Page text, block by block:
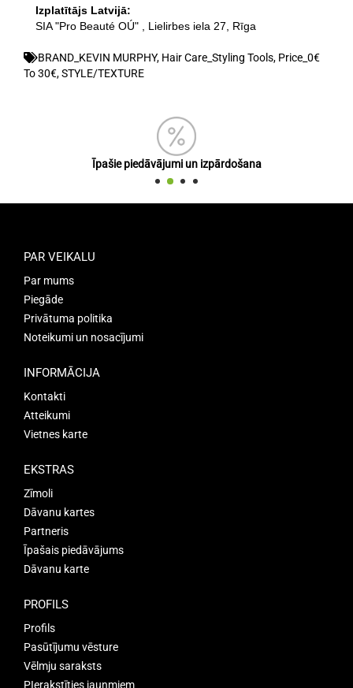
Izplatītājs Latvijā:
SIA "Pro Beauté OÚ" , Lielirbes iela 27, Rīga
BRAND_KEVIN MURPHY, Hair Care_Styling Tools, Price_0€
To 30€,STYLE/TEXTURE
Īpašie piedāvājumi un izpārdošana
PAR VEIKALU
Par mums
Piegāde
Privātuma politika
Noteikumi un nosacījumi
INFORMĀCIJA
Kontakti
Atteikumi
Vietnes karte
EKSTRAS
Zīmoli
Dāvanu kartes
Partneris
Īpašais piedāvājums
Dāvanu karte
PROFILS
Profils
Pasūtījumu vēsture
Vēlmju saraksts
PIerakstīties jaunmiem